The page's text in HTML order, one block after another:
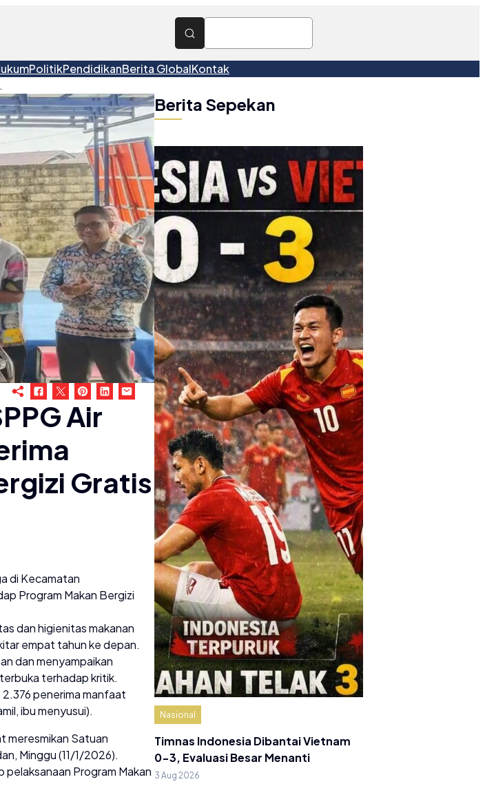
PolitikPendidikanBerita GlobalKontak
Makan Bergizi Gratis
Air
Gratis
di Kecamatan
Program Makan Bergizi
dan higienitas makanan
empat tahun ke depan.
dan menyampaikan
terhadap kritik.
penerima manfaat
ibu menyusui).
meresmikan Satuan
Minggu (11/1/2026).
Program Makan
Berita Sepekan
Nasional
Timnas Indonesia Dibantai Vietnam
0-3, Evaluasi Besar Menanti
3 Aug 2026